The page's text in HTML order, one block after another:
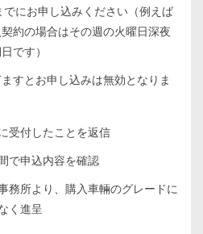
でにお申し込みください（例えば
約の場合はその週の火曜日深夜
です）
すとお申し込みは無効となりま
受付したことを返信
で申込内容を確認
務所より、購入車輛のグレードに
く進呈